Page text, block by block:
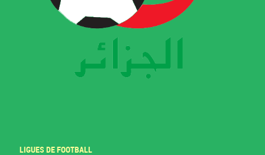
LIGUES DE FOOTBALL